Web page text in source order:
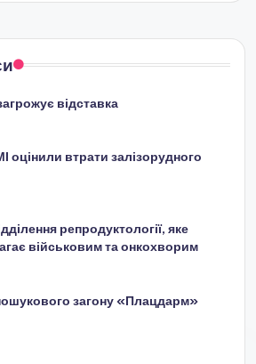
відставка
оцінили втрати залізорудного
репродуктології, яке
військовим та онкохворим
загону «Плацдарм»